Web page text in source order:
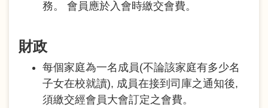
務。 會員應於入會時繳交會費。
財政
每個家庭為一名成員(不論該家庭有多少名
子女在校就讀), 成員在接到司庫之通知後,
須繳交經會員大會訂定之會費。